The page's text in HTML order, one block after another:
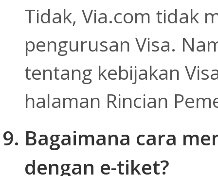
Tidak, Via.com tidak
pengurusan Visa.
tentang kebijakan
halaman Rincian
Bagaimana cara
dengan e-tiket?